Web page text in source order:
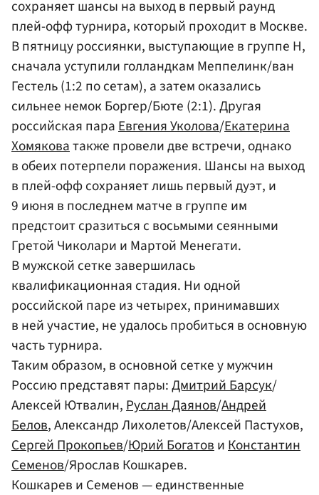
сохраняет шансы на выход в первый раунд
плей-офф турнира, который проходит в Москве.
В пятницу россиянки, выступающие в группе H,
сначала уступили голландкам Меппелинк/ван
Гестель (1:2 по сетам), а затем оказались
сильнее немок Боргер/Бюте (2:1). Другая
российская параЕвгения Уколова/Екатерина
Хомяковатакже провели две встречи, однако
в обеих потерпели поражения. Шансы на выход
в плей-офф сохраняет лишь первый дуэт, и
9 июня в последнем матче в группе им
предстоит сразиться с восьмыми сеянными
Гретой Чиколари и Мартой Менегати.
В мужской сетке завершилась
квалификационная стадия. Ни одной
российской паре из четырех, принимавших
в ней участие, не удалось пробиться в основную
часть турнира.
Таким образом, в основной сетке у мужчин
Россию представят пары:Дмитрий Барсук/
Алексей Ютвалин,Руслан Даянов/Андрей
Белов, Александр Лихолетов/Алексей Пастухов,
Сергей Прокопьев/Юрий БогатовиКонстантин
Семенов/Ярослав Кошкарев.
Кошкарев и Семенов — единственные